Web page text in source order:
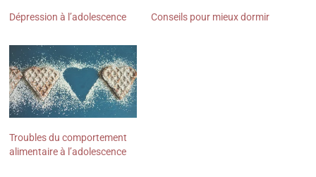
Dépression à l’adolescence Conseils pour mieux dormir
Troubles du comportement
alimentaire à l’adolescence